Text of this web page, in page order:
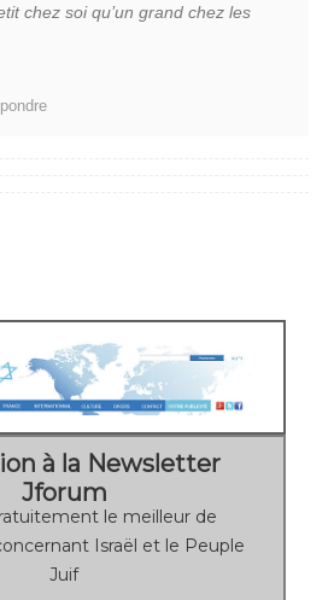
chez soi qu’un grand chez les
à la Newsletter
Jforum
le meilleur de
Israël et le Peuple
Juif